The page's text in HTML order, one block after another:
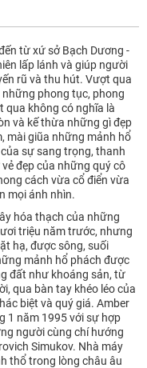
từ xứ sở Bạch Dương -
lấp lánh và giúp người
rũ và thu hút. Vượt qua
phong tục, phong
qua không có nghĩa là
và kế thừa những gì đẹp
mài giũa những mảnh hổ
sự sang trọng, thanh
đẹp của những quý cô
cách vừa cổ điển vừa
mọi ánh nhìn.
hóa thạch của những
triệu năm trước, nhưng
hạ, được sông, suối
mảnh hổ phách được
đất như khoáng sản, từ
qua bàn tay khéo léo của
biệt và quý giá. Amber
1 năm 1995 với sự hợp
người cùng chí hướng
Simukov. Nhà máy
thổ trong lòng châu âu